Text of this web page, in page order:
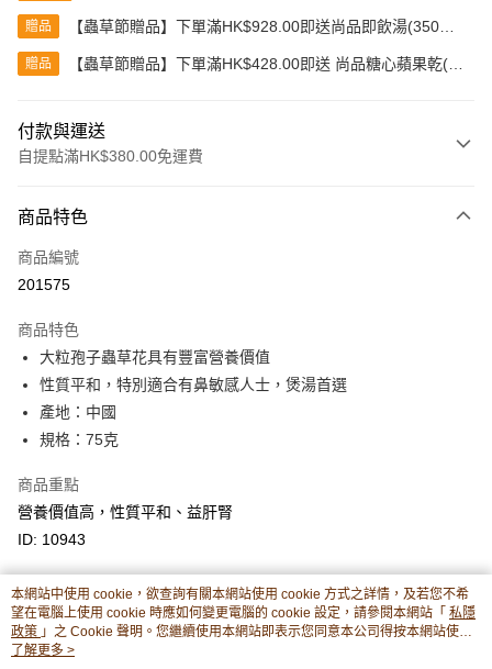
贈品
【蟲草節贈品】下單滿HK$928.00即送尚品即飲湯(350克)
贈品
【蟲草節贈品】下單滿HK$428.00即送 尚品糖心蘋果乾(80
付款與運送
自提點滿HK$380.00免運費
信用卡
Apple Pay
AlipayHK
PayMe
WeChat Pay
BoC Pay
其他轉帳方式
相關說明
豐銀行戶口：652-589300-838 收款人：PREMIER FOOD LTD 請於24小時
內將付款金額存入以上其中一個戶口，付款後請將收據或成功轉帳畫面截圖
並WhatsApp 90719878 或電郵eshop@premierfood.com.hk，我們在收到
付款訊息後會盡快安排送貨。
送貨方式
順豐智能櫃(智能櫃取件要視乎包裹尺寸限制，如包裹過大，
物流公司會改派其他自取點或其他配送方式。)
商品特色
商品編號
201575
商品特色
大粒孢子蟲草花具有豐富營養價值
性質平和，特別適合有鼻敏感人士，煲湯首選
產地：中國
規格：75克
商品重點
營養價值高，性質平和、益肝腎
ID: 10943
商品推薦
本網站中使用 cookie，欲查詢有關本網站使用 cookie 方式之詳情，及若您不希
望在電腦上使用 cookie 時應如何變更電腦的 cookie 設定，請參閱本網站「 私隱
政策 」之 Cookie 聲明。您繼續使用本網站即表示您同意本公司得按本網站使用
條款之 Cookie 聲明使用 cookie。
了解更多 >